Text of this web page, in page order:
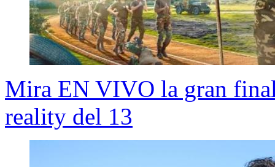
Mira EN VIVO la gran
reality del 13